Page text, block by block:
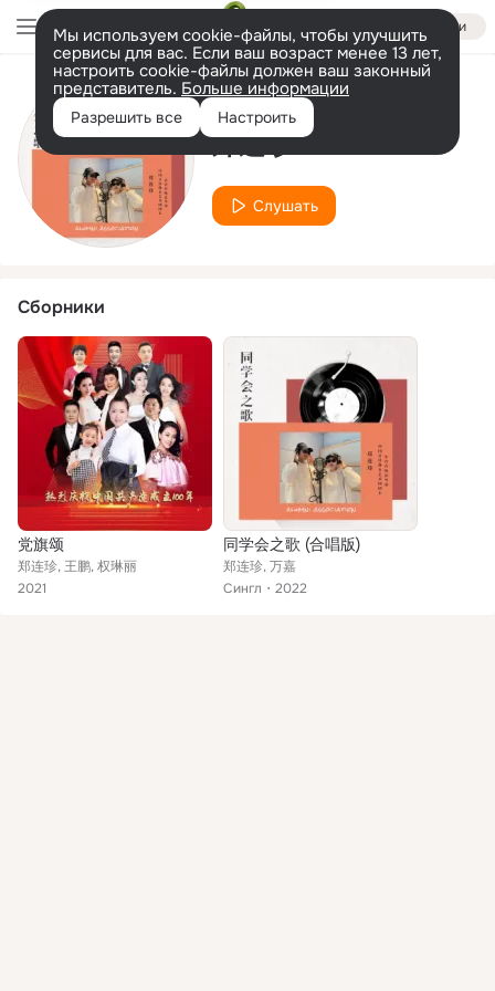
Войти
Мы используем cookie-файлы, чтобы улучшить
сервисы для вас. Если ваш возраст менее 13 лет,
настроить cookie-файлы должен ваш законный
представитель. Больше информации
Разрешить все Настроить
Исполнитель
郑连珍
Слушать
Сборники
党旗颂
郑连珍, 王鹏, 权琳丽
2021
同学会之歌 (合唱版)
郑连珍, 万嘉
Сингл
2022